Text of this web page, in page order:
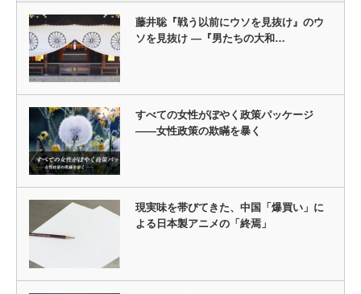
藤井聡『戦う以前にウソを見抜け』のウ
ソを見抜け ―『男たちの大和…
すべての女性がぼやく政策パッケージ
――女性政策の欺瞞を暴く
現実味を帯びてきた、中国「爆買い」に
よる日本製アニメの「終焉」